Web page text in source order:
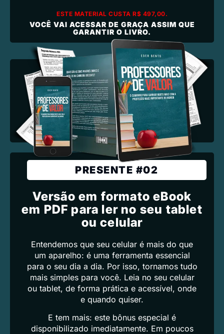
ESTE MATERIAL CUSTA R$ 497,00.
VOCÊ VAI ACESSAR DE GRAÇA ASSIM QUE
GARANTIR O LIVRO.
PRESENTE #02
Versão em formato eBook
em PDF para ler no seu tablet
ou celular
Entendemos que seu celular é mais do que
um aparelho: é uma ferramenta essencial
para o seu dia a dia. Por isso, tornamos tudo
mais simples para você. Leia no seu celular
ou tablet, de forma prática e acessível, onde
e quando quiser.
E tem mais: este bônus especial é
disponibilizado imediatamente. Em poucos